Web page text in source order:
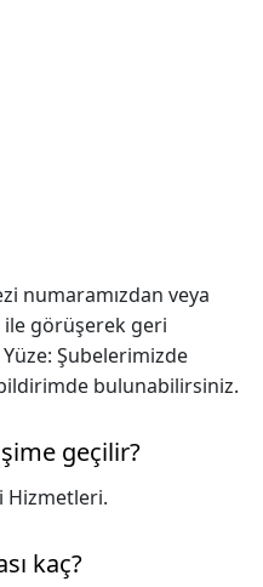
numaramızdan veya
ile görüşerek geri
Şubelerimizde
bulunabilirsiniz.
geçilir?
Hizmetleri.
kaç?